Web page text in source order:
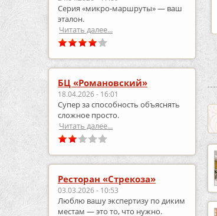
Серия «микро‑маршруты» — ваш
эталон.
Читать далее...
БЦ «Романовский»
18.04.2026 - 16:01
Супер за способность объяснять
сложное просто.
Читать далее...
Ресторан «Стрекоза»
03.03.2026 - 10:53
Люблю вашу экспертизу по диким
местам — это то, что нужно.